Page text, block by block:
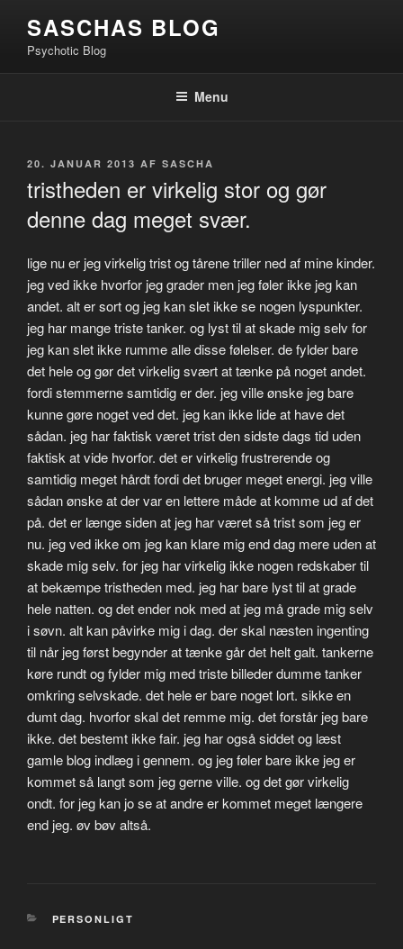
indhold
SASCHAS BLOG
Psychotic Blog
Menu
UDGIVET
20. JANUAR 2013 AF SASCHA
tristheden er virkelig stor og gør
denne dag meget svær.
lige nu er jeg virkelig trist og tårene triller ned af mine kinder.
jeg ved ikke hvorfor jeg grader men jeg føler ikke jeg kan
andet. alt er sort og jeg kan slet ikke se nogen lyspunkter.
jeg har mange triste tanker. og lyst til at skade mig selv for
jeg kan slet ikke rumme alle disse følelser. de fylder bare
det hele og gør det virkelig svært at tænke på noget andet.
fordi stemmerne samtidig er der. jeg ville ønske jeg bare
kunne gøre noget ved det. jeg kan ikke lide at have det
sådan. jeg har faktisk været trist den sidste dags tid uden
faktisk at vide hvorfor. det er virkelig frustrerende og
samtidig meget hårdt fordi det bruger meget energi. jeg ville
sådan ønske at der var en lettere måde at komme ud af det
på. det er længe siden at jeg har været så trist som jeg er
nu. jeg ved ikke om jeg kan klare mig end dag mere uden at
skade mig selv. for jeg har virkelig ikke nogen redskaber til
at bekæmpe tristheden med. jeg har bare lyst til at grade
hele natten. og det ender nok med at jeg må grade mig selv
i søvn. alt kan påvirke mig i dag. der skal næsten ingenting
til når jeg først begynder at tænke går det helt galt. tankerne
køre rundt og fylder mig med triste billeder dumme tanker
omkring selvskade. det hele er bare noget lort. sikke en
dumt dag. hvorfor skal det remme mig. det forstår jeg bare
ikke. det bestemt ikke fair. jeg har også siddet og læst
gamle blog indlæg i gennem. og jeg føler bare ikke jeg er
kommet så langt som jeg gerne ville. og det gør virkelig
ondt. for jeg kan jo se at andre er kommet meget længere
end jeg. øv bøv altså.
KATEGORIER
PERSONLIGT